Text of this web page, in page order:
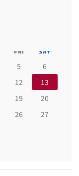
5
6
12
13
19
20
26
27